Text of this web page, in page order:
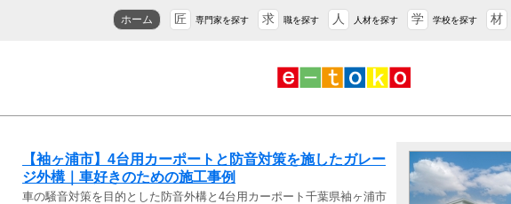
ホーム 匠 専門家を探す 求 職を探す 人 人材を探す 学 学校を探す 材
【袖ヶ浦市】4台用カーポートと防音対策を施したガレー
ジ外構｜車好きのための施工事例
車の騒音対策を目的とした防音外構と4台用カーポート千葉県袖ヶ浦市